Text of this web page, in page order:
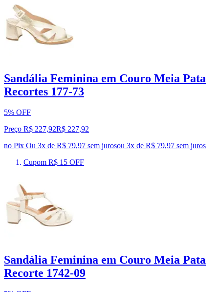
Sandália Feminina em Couro Meia Pata
Recortes 177-73
5% OFF
Preço R$ 227,92R$ 227,92
no Pix Ou 3x de R$ 79,97 sem jurosou 3x de R$ 79,97 sem juros
Cupom R$ 15 OFF
Sandália Feminina em Couro Meia Pata
Recorte 1742-09